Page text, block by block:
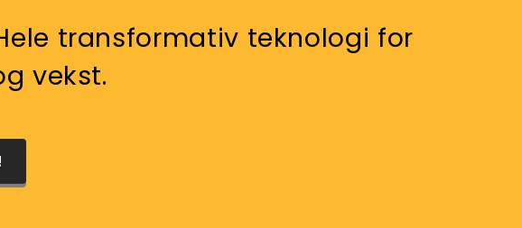
transformativ teknologi for
vekst.